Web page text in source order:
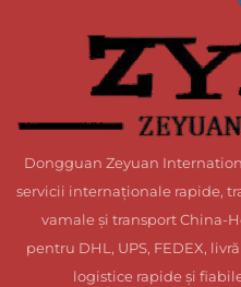
Dongguan Zeyuan
servicii internaționale rapide,
vamale și transport China-
pentru DHL, UPS, FEDEX,
logistice rapide și